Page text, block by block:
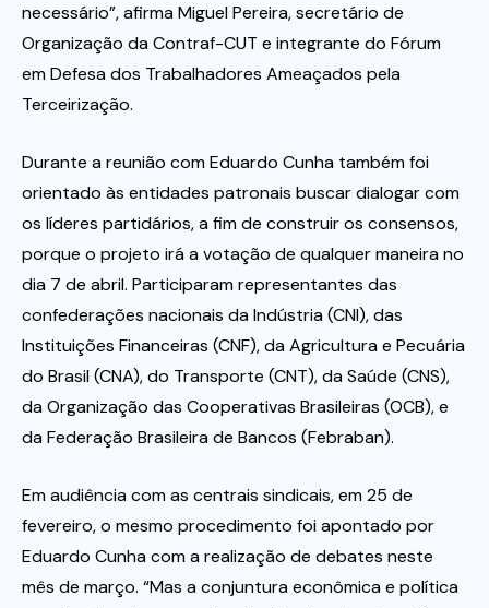
necessário”, afirma Miguel Pereira, secretário de
Organização da Contraf-CUT e integrante do Fórum
em Defesa dos Trabalhadores Ameaçados pela
Terceirização.
Durante a reunião com Eduardo Cunha também foi
orientado às entidades patronais buscar dialogar com
os líderes partidários, a fim de construir os consensos,
porque o projeto irá a votação de qualquer maneira no
dia 7 de abril. Participaram representantes das
confederações nacionais da Indústria (CNI), das
Instituições Financeiras (CNF), da Agricultura e Pecuária
do Brasil (CNA), do Transporte (CNT), da Saúde (CNS),
da Organização das Cooperativas Brasileiras (OCB), e
da Federação Brasileira de Bancos (Febraban).
Em audiência com as centrais sindicais, em 25 de
fevereiro, o mesmo procedimento foi apontado por
Eduardo Cunha com a realização de debates neste
mês de março. “Mas a conjuntura econômica e política